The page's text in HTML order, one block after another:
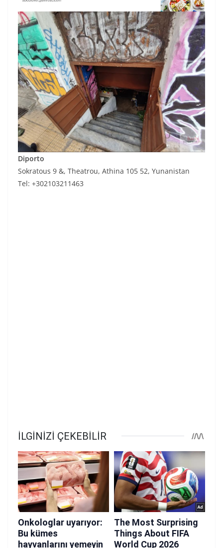
Diporto
Sokratous 9 &, Theatrou, Athina 105 52, Yunanistan
Tel: +302103211463